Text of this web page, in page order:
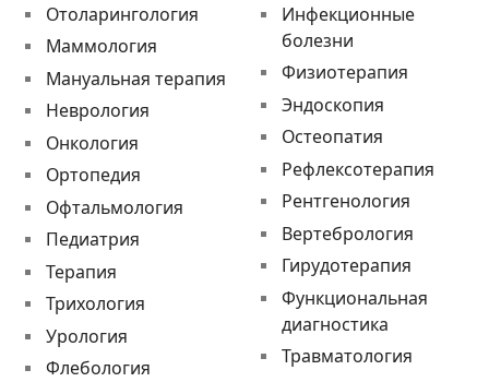
Отоларингология
Маммология
Мануальная терапия
Неврология
Онкология
Ортопедия
Офтальмология
Педиатрия
Терапия
Трихология
Урология
Флебология
Инфекционные
болезни
Физиотерапия
Эндоскопия
Остеопатия
Рефлексотерапия
Рентгенология
Вертебрология
Гирудотерапия
Функциональная
диагностика
Травматология